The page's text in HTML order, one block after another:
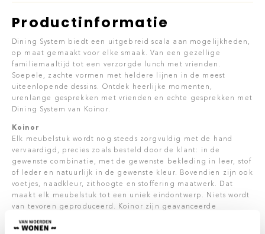
Productinformatie
Dining System biedt een uitgebreid scala aan mogelijkheden,
op maat gemaakt voor elke smaak. Van een gezellige
familiemaaltijd tot een verzorgde lunch met vrienden.
Soepele, zachte vormen met heldere lijnen in de meest
uiteenlopende dessins. Ontdek heerlijke momenten,
urenlange gesprekken met vrienden en echte gesprekken met
Dining System van Koinor.
Koinor
Elk meubelstuk wordt nog steeds zorgvuldig met de hand
vervaardigd, precies zoals besteld door de klant: in de
gewenste combinatie, met de gewenste bekleding in leer, stof
of leder en natuurlijk in de gewenste kleur. Bovendien zijn ook
voetjes, naadkleur, zithoogte en stoffering maatwerk. Dat
maakt elk meubelstuk tot een uniek eindontwerp. Niets wordt
van tevoren geproduceerd. Koinor zijn geavanceerde
voor de buitengewoon hoge kwaliteit van hun